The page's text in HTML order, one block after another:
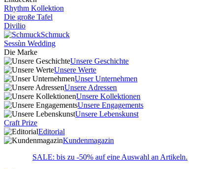
Rhythm Kollektion
Die große Tafel
Divilio
Schmuck
Sessùn Wedding
Die Marke
Unsere Geschichte
Unsere Werte
Unser Unternehmen
Unsere Adressen
Unsere Kollektionen
Unsere Engagements
Unsere Lebenskunst
Craft Prize
Editorial
Kundenmagazin
SALE: bis zu -50% auf eine Auswahl an Artikeln.